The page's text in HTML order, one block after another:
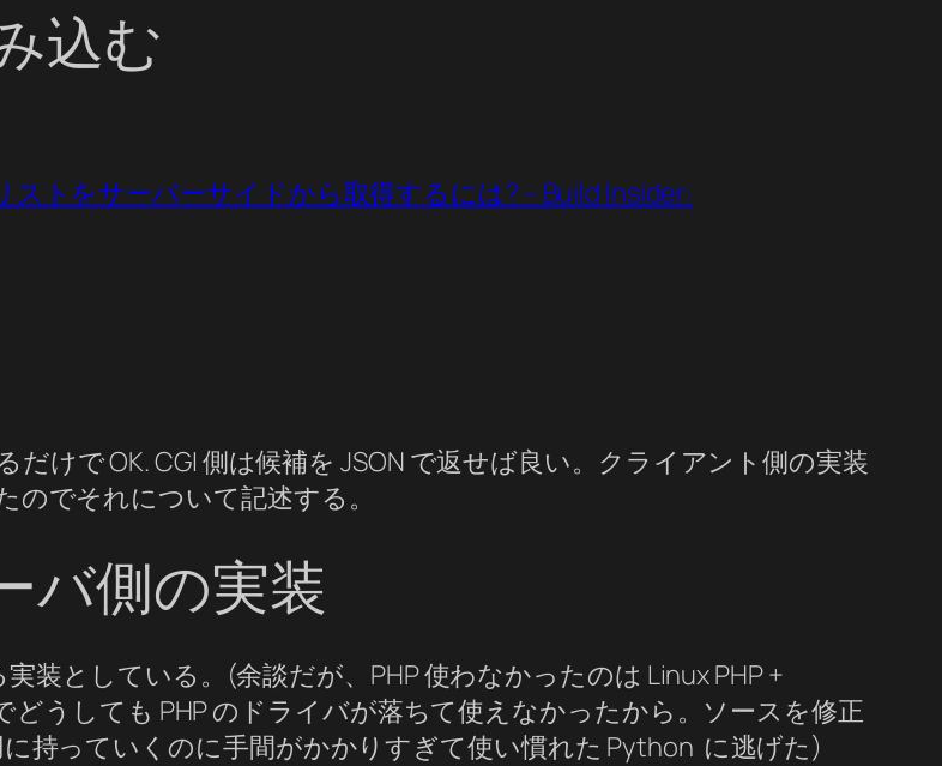
込む
トをサーバーサイドから取得するには? – Build Insider:
だけで OK. CGI 側は候補を JSON で返せば良い。クライアント側の実装
でそれについて記述する。
バ側の実装
装としている。(余談だが、PHP 使わなかったのは Linux PHP +
どうしても PHP のドライバが落ちて使えなかったから。ソースを修正
持っていくのに手間がかかりすぎて使い慣れた Python に逃げた)